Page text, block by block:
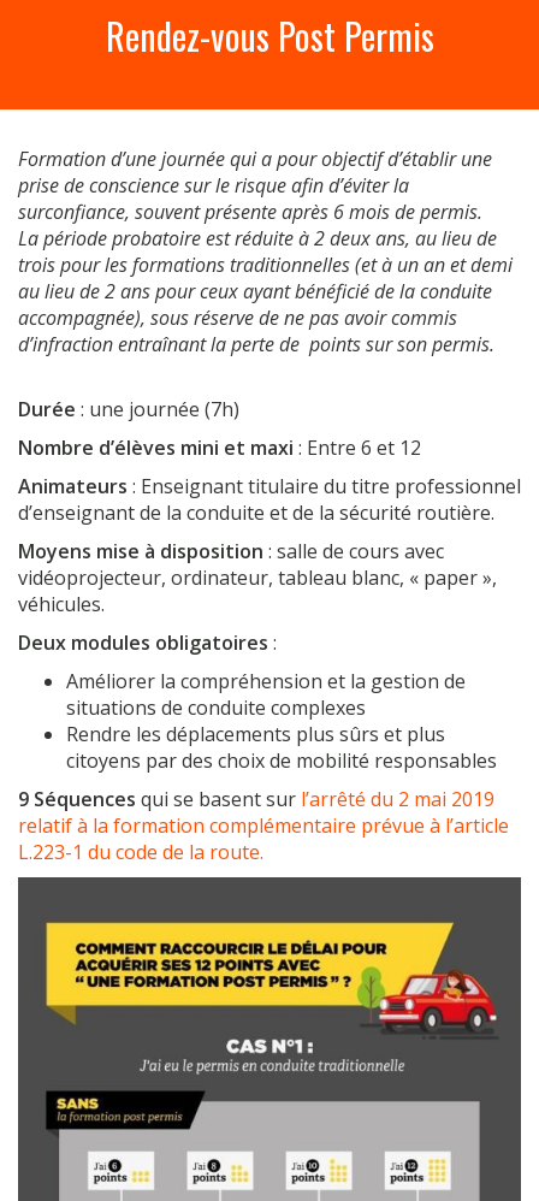
f
r
Rendez-vous Post Permis
Formation d’une journée qui a pour objectif d’établir une
prise de conscience sur le risque afin d’éviter la
surconfiance, souvent présente après 6 mois de permis.
La période probatoire est réduite à 2 deux ans, au lieu de
trois pour les formations traditionnelles (et à un an et demi
au lieu de 2 ans pour ceux ayant bénéficié de la conduite
accompagnée), sous réserve de ne pas avoir commis
d’infraction entraînant la perte de points sur son permis.
Durée : une journée (7h)
Nombre d’élèves mini et maxi : Entre 6 et 12
Animateurs : Enseignant titulaire du titre professionnel
d’enseignant de la conduite et de la sécurité routière.
Moyens mise à disposition : salle de cours avec
vidéoprojecteur, ordinateur, tableau blanc, « paper »,
véhicules.
Deux modules obligatoires :
Améliorer la compréhension et la gestion de
situations de conduite complexes
Rendre les déplacements plus sûrs et plus
citoyens par des choix de mobilité responsables
9 Séquences qui se basent sur l’arrêté du 2 mai 2019
relatif à la formation complémentaire prévue à l’article
L.223-1 du code de la route.